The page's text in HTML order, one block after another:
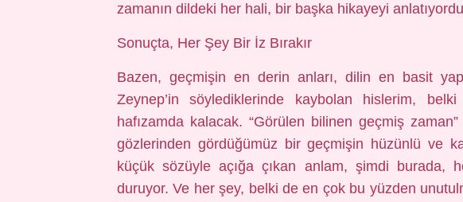
zamanın dildeki her hali, bir başka hikayeyi
Sonuçta, Her Şey Bir İz Bırakır
Bazen, geçmişin en derin anları, dilin en basit
Zeynep’in söylediklerinde kaybolan hislerim,
hafızamda kalacak. “Görülen bilinen geçmiş
gözlerinden gördüğümüz bir geçmişin hüzünlü ve
küçük sözüyle açığa çıkan anlam, şimdi burada,
duruyor. Ve her şey, belki de en çok bu yüzden